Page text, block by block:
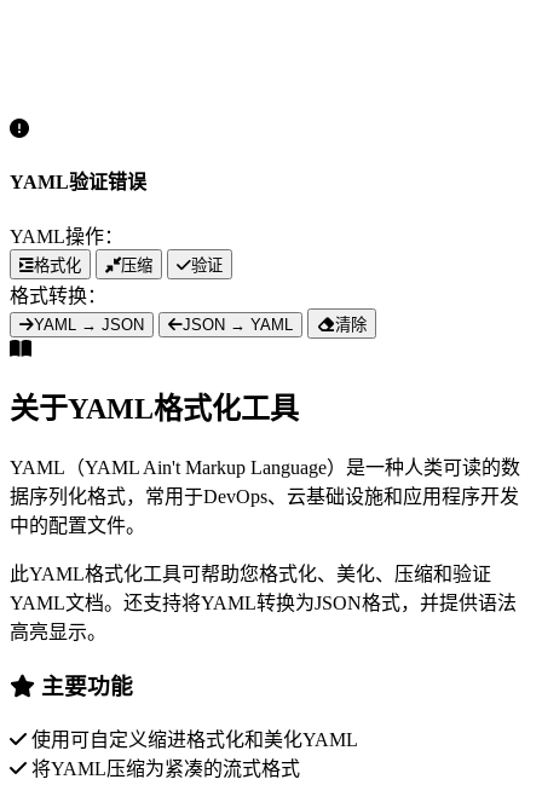
YAML验证错误
YAML操作：
格式化 压缩 验证
格式转换：
YAML → JSON JSON → YAML 清除
关于YAML格式化工具
YAML（YAML Ain't Markup Language）是一种人类可读的数
据序列化格式，常用于DevOps、云基础设施和应用程序开发
中的配置文件。
此YAML格式化工具可帮助您格式化、美化、压缩和验证
YAML文档。还支持将YAML转换为JSON格式，并提供语法
高亮显示。
主要功能
使用可自定义缩进格式化和美化YAML
将YAML压缩为紧凑的流式格式